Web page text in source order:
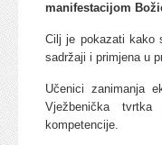
manifestacijom
Cilj je pokazati kako
sadržaji i primjena u
Učenici zanimanja
Vježbenička
kompetencije.